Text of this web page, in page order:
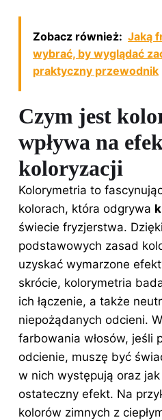
Zobacz również: Jaką
wybrać, by wyglądać
praktyczny przewodnik
Czym jest
wpływa na
koloryzacji
Kolorymetria to
kolorach, która odgrywa
świecie fryzjerstwa.
podstawowych zasad
uzyskać wymarzone
skrócie, kolorymetria
ich łączenie, a także
niepożądanych odcieni.
farbowania włosów, jeśli
odcienie, muszę być
w nich występują oraz jak
ostateczny efekt. Na
kolorów zimnych z